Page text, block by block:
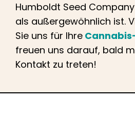
Humboldt Seed
als außergewöhnlich ist.
Sie uns für Ihre
freuen uns darauf, bald
Kontakt zu treten!